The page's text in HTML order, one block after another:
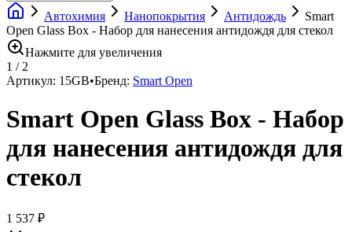
Автохимия Нанопокрытия Антидождь
Smart
Open Glass Box - Набор для нанесения антидождя для стекол
Нажмите для увеличения
1 / 2
Артикул: 15GB•Бренд: Smart Open
Smart Open Glass Box - Набор
для нанесения антидождя для
стекол
1 537 ₽